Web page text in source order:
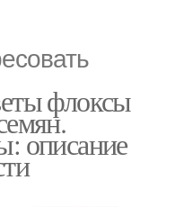
флоксы
описание